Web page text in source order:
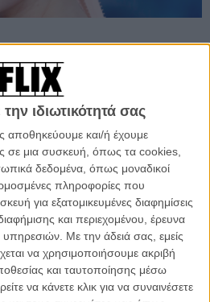
ιδιωτικότητά σας
αποθηκεύουμε και/ή έχουμε
σε μια συσκευή, όπως τα cookies,
δεδομένα, όπως μοναδικοί
πληροφορίες που
για εξατομικευμένες διαφημίσεις
και περιεχομένου, έρευνα
υπηρεσιών. Με την άδειά σας, εμείς
να χρησιμοποιήσουμε ακριβή
και ταυτοποίησης μέσω
να κάνετε κλικ για να συναινέσετε
στις προτιμήσεις σας στο
Google
η Ελ Φάνινγκ θα είναι μια super
Demon». Με αυτή τη φράση
του λογαριασμό στο twitter τα νέα
της νέας ταινίας του ο Ρεφν,
του Ρεφν μετά την αποτυχία του «Μόνο
αναμένεται με ενδιαφέρον, από
πιστεύουν ότι ο σκηνοθέτης έχει κάτι
θεαματικές εικόνες του.